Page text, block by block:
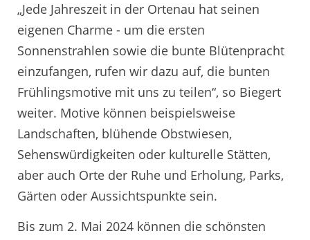
„Jede Jahreszeit in der Ortenau hat seinen
eigenen Charme - um die ersten
Sonnenstrahlen sowie die bunte Blütenpracht
einzufangen, rufen wir dazu auf, die bunten
Frühlingsmotive mit uns zu teilen“, so Biegert
weiter. Motive können beispielsweise
Landschaften, blühende Obstwiesen,
Sehenswürdigkeiten oder kulturelle Stätten,
aber auch Orte der Ruhe und Erholung, Parks,
Gärten oder Aussichtspunkte sein.
Bis zum 2. Mai 2024 können die schönsten